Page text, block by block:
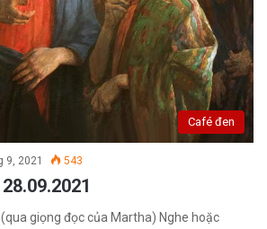
Café đen
9, 2021 543
giọng đọc của Martha) Nghe hoặc